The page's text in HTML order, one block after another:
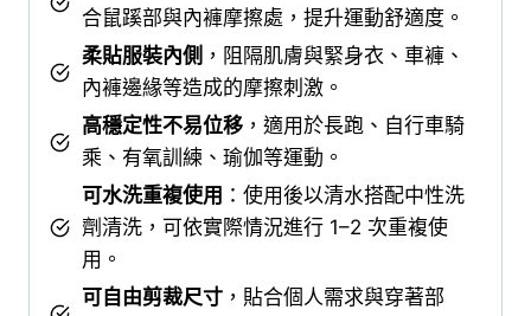
合鼠蹊部與內褲摩擦處，提升運動舒適度。
柔貼服裝內側 ，阻隔肌膚與緊身衣、車褲、
內褲邊緣等造成的摩擦刺激。
高穩定性不易位移 ，適用於長跑、自行車騎
乘、有氧訓練、瑜伽等運動。
可水洗重複使用 ：使用後以清水搭配中性洗
劑清洗，可依實際情況進行 1–2 次重複使
用。
可自由剪裁尺寸 ，貼合個人需求與穿著部